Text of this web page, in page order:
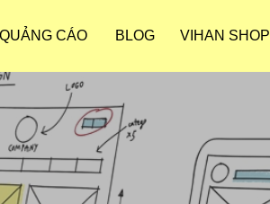
CÁO BLOG VIHAN SHOP